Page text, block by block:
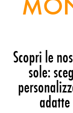
Scopri le
sole: